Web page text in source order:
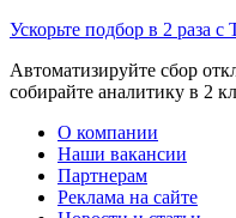
Ускорьте подбор в 2 раза с
Автоматизируйте сбор
собирайте аналитику в 2
О компании
Наши вакансии
Партнерам
Реклама на сайте